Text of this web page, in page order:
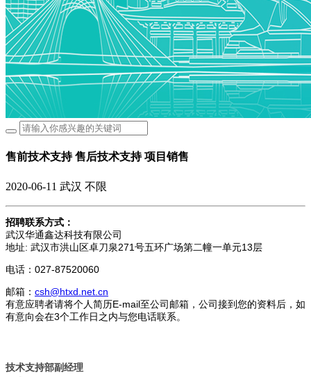
售前技术支持 售后技术支持 项目销售
2020-06-11 武汉 不限
招聘联系方式：
武汉华通鑫达科技有限公司
地址: 武汉市洪山区卓刀泉271号五环广场第二幢一单元13层
电话：027-87520060
邮箱： csh@htxd.net.cn
有意应聘者请将个人简历E-mail至公司邮箱，公司接到您的资料后，如
有意向会在3个工作日之内与您电话联系。
技术支持部副经理